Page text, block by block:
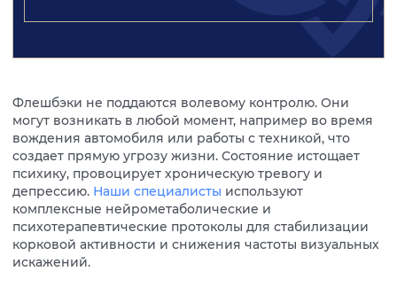
Флешбэки не поддаются волевому контролю. Они
могут возникать в любой момент, например во время
вождения автомобиля или работы с техникой, что
создает прямую угрозу жизни. Состояние истощает
психику, провоцирует хроническую тревогу и
депрессию. Наши специалисты используют
комплексные нейрометаболические и
психотерапевтические протоколы для стабилизации
корковой активности и снижения частоты визуальных
искажений.